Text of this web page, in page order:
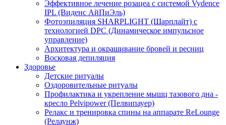
Эффективное лечение розацеа с системой Vydence
IPL (Виденс АйПиЭль)
Фотоэпиляция SHARPLIGHT (Шарплайт) с
технологией DPC (Динамическое импульсное
управление)
Архитектура и окрашивание бровей и ресниц
Восковая депиляция
Здоровье
Детские ритуалы
Оздоровительные ритуалы
Профилактика и укрепление мышц тазового дна -
кресло Pelvipower (Пелвипауер)
Релакс и тренировка спины на аппарате ReLounge
(Релаунж)